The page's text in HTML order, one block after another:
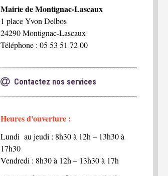
Mairie de Montignac-Lascaux
1 place Yvon Delbos
24290 Montignac-Lascaux
Téléphone : 05 53 51 72 00
Contactez nos services
Heures d'ouverture :
Lundi au jeudi : 8h30 à 12h – 13h30 à
17h30
Vendredi : 8h30 à 12h – 13h30 à 17h